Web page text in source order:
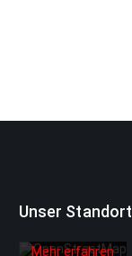
Unser Standort
Mit dem
von
OpenStreetMap
Mehr erfahren